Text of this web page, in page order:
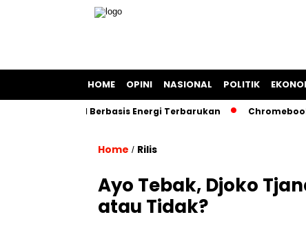
HOME OPINI NASIONAL POLITIK
Kapal Berbasis Energi Terbarukan Chromebook
Home / Rilis
Ayo Tebak, Djoko
atau Tidak?